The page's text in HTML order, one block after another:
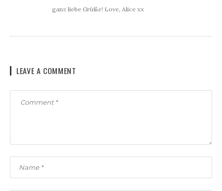
ganz liebe Grüße! Love, Alice xx
LEAVE A COMMENT